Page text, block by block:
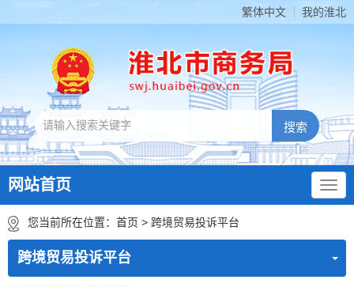
繁体中文 我的淮北
网站首页
您当前所在位置： 首页 > 跨境贸易投诉平台
跨境贸易投诉平台